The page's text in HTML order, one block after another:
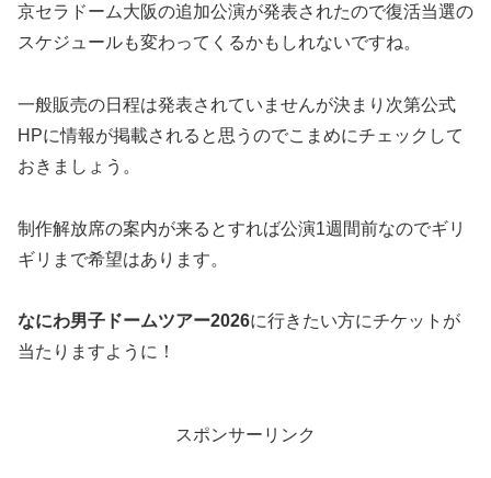
京セラドーム大阪の追加公演が発表されたので復活当選の
スケジュールも変わってくるかもしれないですね。
一般販売の日程は発表されていませんが決まり次第公式
HPに情報が掲載されると思うのでこまめにチェックして
おきましょう。
制作解放席の案内が来るとすれば公演1週間前なのでギリ
ギリまで希望はあります。
なにわ男子ドームツアー2026に行きたい方にチケットが
当たりますように！
スポンサーリンク